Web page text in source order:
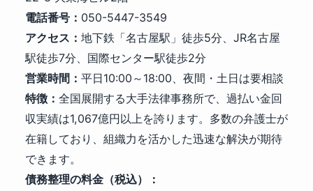
電話番号： 050-5447-3549
アクセス： 地下鉄「名古屋駅」徒歩5分、JR名古屋
駅徒歩7分、国際センター駅徒歩2分
営業時間： 平日10:00～18:00、夜間・土日は要相談
特徴： 全国展開する大手法律事務所で、過払い金回
収実績は1,067億円以上を誇ります。多数の弁護士が
在籍しており、組織力を活かした迅速な解決が期待
できます。
債務整理の料金（税込）：